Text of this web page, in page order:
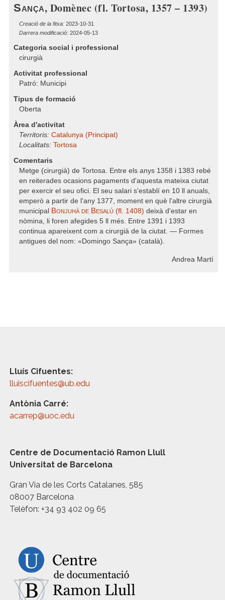
Sança, Domènec (fl. Tortosa, 1357 – 1393)
Creació de la fitxa: 2023-10-31
Darrera modificació: 2024-05-13
Categoria social i professional
cirurgià
Activitat professional
Patró: Municipi
Tipus de formació
Oberta
Àrea d'activitat
Territoris: Catalunya (Principat)
Localitats: Tortosa
Comentaris
Metge (cirurgià) de Tortosa. Entre els anys 1358 i 1383 rebé
en reiterades ocasions pagaments d'aquesta mateixa ciutat
per exercir el seu ofici. El seu salari s'establí en 10 ll anuals,
emperò a partir de l'any 1377, moment en què l'altre cirurgià
municipal Bonjuhà de Besalú (fl. 1408) deixà d'estar en
nòmina, li foren afegides 5 ll més. Entre 1391 i 1393
continua apareixent com a cirurgià de la ciutat. — Formes
antigues del nom: «Domingo Sança» (català).
Andrea Martí
Lluís Cifuentes:
lluiscifuentes@ub.edu
Antònia Carré:
acarrep@uoc.edu
Centre de Documentació Ramon Llull
Universitat de Barcelona
Gran Via de les Corts Catalanes, 585
08007 Barcelona
Telèfon: +34 93 402 09 65